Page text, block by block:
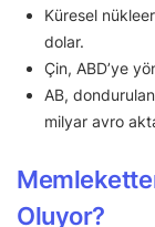
Küresel
dolar.
Çin, ABD’ye
AB,
milyar avro
Oluyor?